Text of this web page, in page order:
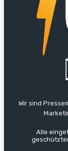
Wir sind
Alle